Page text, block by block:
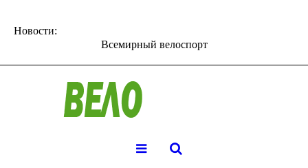
Новости:
Всемирный велоспорт